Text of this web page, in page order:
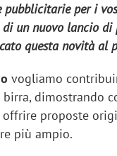
pubblicitarie per i
un nuovo lancio di
questa novità al
vogliamo
dimostrando
proposte
più ampio.